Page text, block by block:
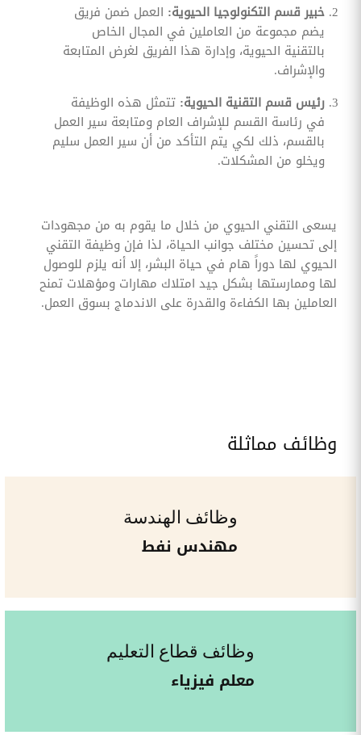
خبير قسم التكنولوجيا الحيوية: العمل ضمن فريق
يضم مجموعة من العاملين في المجال الخاص
بالتقنية الحيوية، وإدارة هذا الفريق لغرض المتابعة
والإشراف.
رئيس قسم التقنية الحيوية: تتمثل هذه الوظيفة
في رئاسة القسم للإشراف العام ومتابعة سير العمل
بالقسم، ذلك لكي يتم التأكد من أن سير العمل سليم
ويخلو من المشكلات.
يسعى التقني الحيوي من خلال ما يقوم به من مجهودات
إلى تحسين مختلف جوانب الحياة، لذا فإن وظيفة التقني
الحيوي لها دوراً هام في حياة البشر، إلا أنه يلزم للوصول
لها وممارستها بشكل جيد امتلاك مهارات ومؤهلات تمنح
العاملين بها الكفاءة والقدرة على الاندماج بسوق العمل.
وظائف مماثلة
وظائف الهندسة
مهندس نفط
وظائف قطاع التعليم
معلم فيزياء